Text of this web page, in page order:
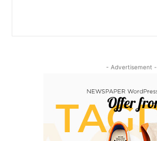
- Advertisement -